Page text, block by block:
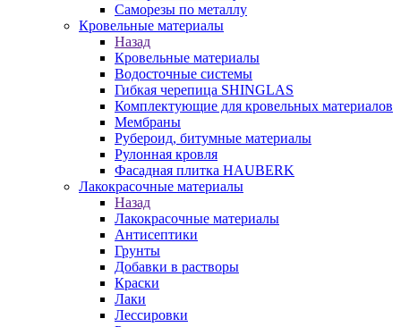
Саморезы по металлу
Кровельные материалы
Назад
Кровельные материалы
Водосточные системы
Гибкая черепица SHINGLAS
Комплектующие для кровельных материалов
Мембраны
Рубероид, битумные материалы
Рулонная кровля
Фасадная плитка HAUBERK
Лакокрасочные материалы
Назад
Лакокрасочные материалы
Антисептики
Грунты
Добавки в растворы
Краски
Лаки
Лессировки